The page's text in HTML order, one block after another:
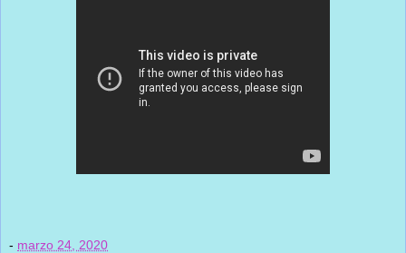
- marzo 24, 2020